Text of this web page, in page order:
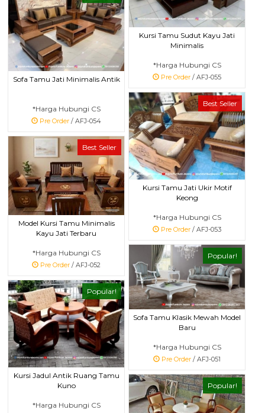
Kursi Tamu Sudut Kayu Jati
Minimalis
*Harga Hubungi CS
Pre Order / AFJ-055
Sofa Tamu Jati Minimalis Antik
*Harga Hubungi CS
Pre Order / AFJ-054
Best Seller
Kursi Tamu Jati Ukir Motif
Keong
*Harga Hubungi CS
Pre Order / AFJ-053
Best Seller
Model Kursi Tamu Minimalis
Kayu Jati Terbaru
*Harga Hubungi CS
Pre Order / AFJ-052
Popular!
Sofa Tamu Klasik Mewah Model
Baru
*Harga Hubungi CS
Pre Order / AFJ-051
Popular!
Kursi Jadul Antik Ruang Tamu
Kuno
*Harga Hubungi CS
Popular!